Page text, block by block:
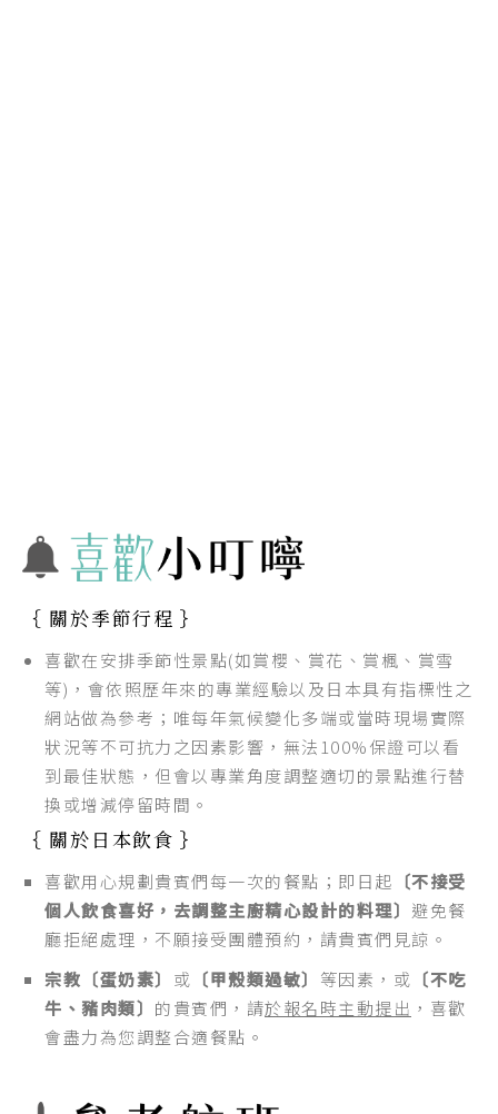
｛ 關於季節行程 ｝
喜歡在安排季節性景點(如賞櫻、賞花、賞楓、賞雪
等)，會依照歷年來的專業經驗以及日本具有指標性之
網站做為參考；唯每年氣候變化多端或當時現場實際
狀況等不可抗力之因素影響，無法100%保證可以看
到最佳狀態，但會以專業角度調整適切的景點進行替
換或增減停留時間。
｛ 關於日本飲食 ｝
喜歡用心規劃貴賓們每一次的餐點；即日起 〔不接受
個人飲食喜好，去調整主廚精心設計的料理〕 避免餐
廳拒絕處理，不願接受團體預約，請貴賓們見諒。
宗教〔蛋奶素〕 或 〔甲殼類過敏〕 等因素，或 〔不吃
牛、豬肉類〕 的貴賓們，請於報名時主動提出 ，喜歡
會盡力為您調整合適餐點。